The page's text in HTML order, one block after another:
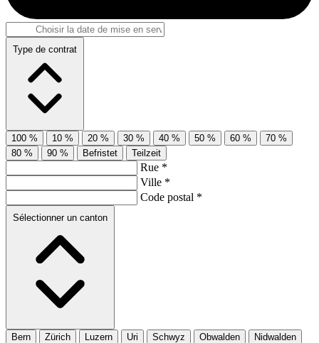
Type de contrat
100 % 10 % 20 % 30 % 40 % 50 % 60 %
70 %
80 %
90 % Befristet Teilzeit
Rue *
Ville *
Code postal *
Sélectionner un canton
Bern Zürich Luzern Uri Schwyz Obwalden
Nidwalden